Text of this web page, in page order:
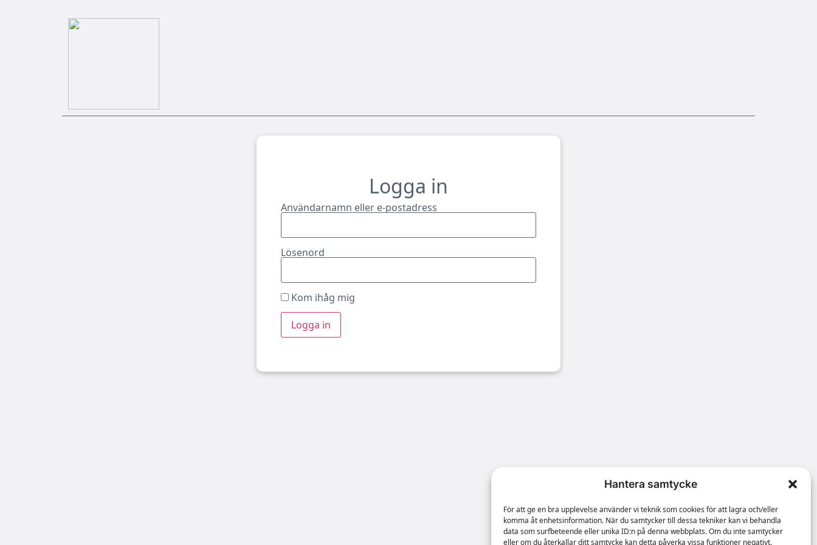
Hantera samtycke
För att ge en bra upplevelse använder vi teknik som cookies för att lagra och/eller
komma åt enhetsinformation. När du samtycker till dessa tekniker kan vi behandla
data som surfbeteende eller unika ID:n på denna webbplats. Om du inte samtycker
eller om du återkallar ditt samtycke kan detta påverka vissa funktioner negativt.
Logga in
Användarnamn eller e-postadress
Lösenord
Kom ihåg mig